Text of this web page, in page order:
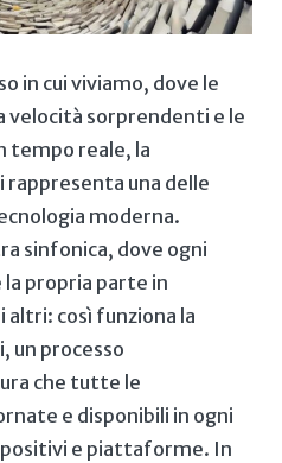
in cui viviamo, dove ⁢le
velocità ‌sorprendenti e le
⁣tempo⁣ reale, la‍
rappresenta‌ una‍ delle
moderna.
⁢sinfonica, ​dove ogni‌
la propria parte in
così funziona la
un ⁢processo
che⁤ tutte le⁣
e disponibili in⁢ ogni
⁢e piattaforme. ⁤In